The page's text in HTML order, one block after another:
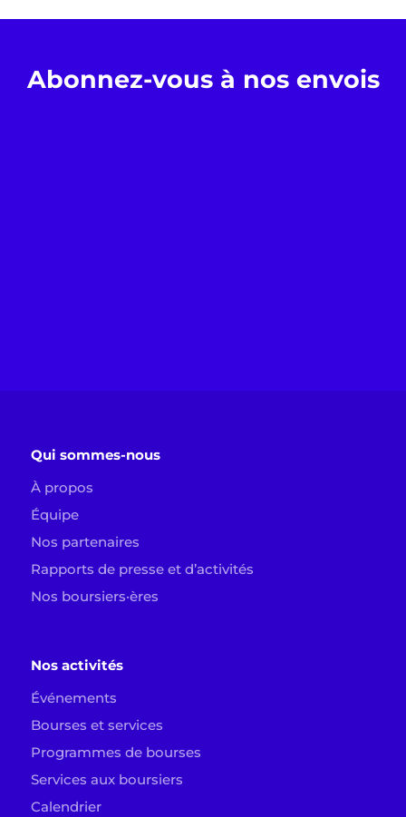
Abonnez-vous à nos envois
Qui sommes-nous
À propos
Équipe
Nos partenaires
Rapports de presse et d’activités
Nos boursiers·ères
Nos activités
Événements
Bourses et services
Programmes de bourses
Services aux boursiers
Calendrier